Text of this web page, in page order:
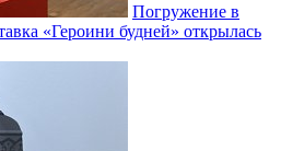
Погружение в
«Героини будней» открылась